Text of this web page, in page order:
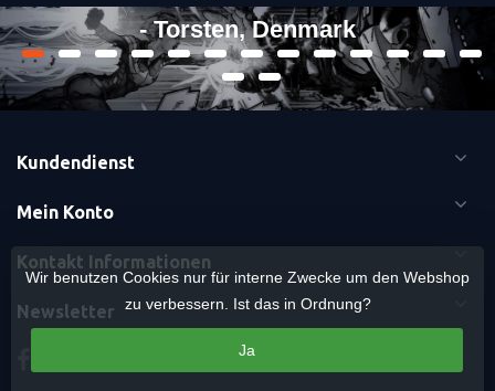
- Torsten, Denmark
Kundendienst
Mein Konto
Kontakt Informationen
Newsletter
Wir benutzen Cookies nur für interne Zwecke um den Webshop
zu verbessern. Ist das in Ordnung?
Ja